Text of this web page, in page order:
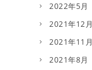
2022年5月
2021年12月
2021年11月
2021年8月